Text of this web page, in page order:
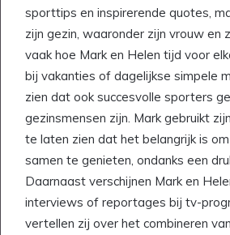
sporttips en inspirerende quotes,
zijn gezin, waaronder zijn vrouw en
vaak hoe Mark en Helen tijd voor
bij vakanties of dagelijkse simpele
zien dat ook succesvolle sporters
gezinsmensen zijn. Mark gebruikt
te laten zien dat het belangrijk is
samen te genieten, ondanks een
Daarnaast verschijnen Mark en
interviews of reportages bij tv-
vertellen zij over het combineren